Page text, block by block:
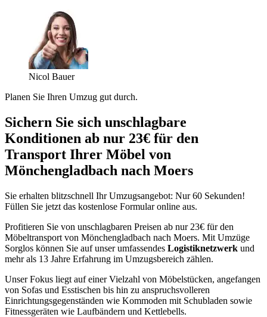
Nicol Bauer
Planen Sie Ihren Umzug gut durch.
Sichern Sie sich unschlagbare
Konditionen ab nur 23€ für den
Transport Ihrer Möbel von
Mönchengladbach nach Moers
Sie erhalten blitzschnell Ihr Umzugsangebot: Nur 60 Sekunden!
Füllen Sie jetzt das kostenlose Formular online aus.
Profitieren Sie von unschlagbaren Preisen ab nur 23€ für den
Möbeltransport von Mönchengladbach nach Moers. Mit Umzüge
Sorglos können Sie auf unser umfassendes Logistiknetzwerk und
mehr als 13 Jahre Erfahrung im Umzugsbereich zählen.
Unser Fokus liegt auf einer Vielzahl von Möbelstücken, angefangen
von Sofas und Esstischen bis hin zu anspruchsvolleren
Einrichtungsgegenständen wie Kommoden mit Schubladen sowie
Fitnessgeräten wie Laufbändern und Kettlebells.